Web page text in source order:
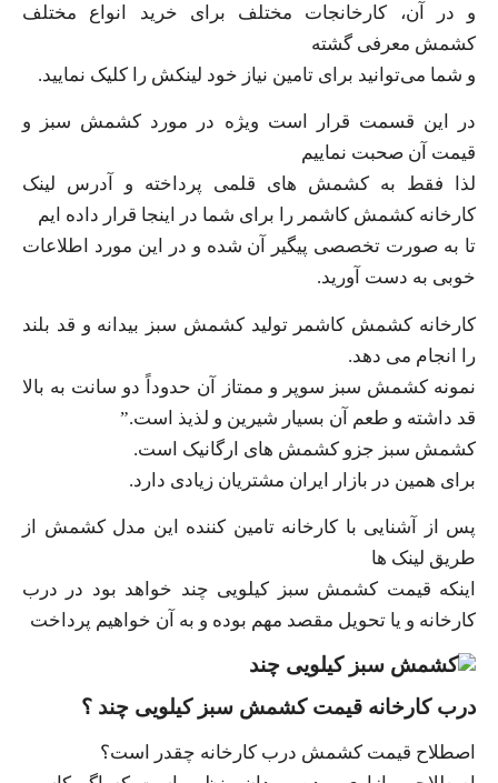
و در آن، کارخانجات مختلف برای خرید انواع مختلف
کشمش معرفی گشته
و شما می‌توانید برای تامین نیاز خود لینکش را کلیک نمایید.
در این قسمت قرار است ویژه در مورد کشمش سبز و
قیمت آن صحبت نماییم
لذا فقط به کشمش های قلمی پرداخته و آدرس لینک
کارخانه کشمش کاشمر را برای شما در اینجا قرار داده ایم
تا به صورت تخصصی پیگیر آن شده و در این مورد اطلاعات
خوبی به دست آورید.
کارخانه کشمش کاشمر تولید کشمش سبز بیدانه و قد بلند
را انجام می دهد.
نمونه کشمش سبز سوپر و ممتاز آن حدوداً دو سانت به بالا
قد داشته و طعم آن بسیار شیرین و لذیذ است.”
کشمش سبز جزو کشمش های ارگانیک است.
برای همین در بازار ایران مشتریان زیادی دارد.
پس از آشنایی با کارخانه تامین کننده این مدل کشمش از
طریق لینک ها
اینکه قیمت کشمش سبز کیلویی چند خواهد بود در درب
کارخانه و یا تحویل مقصد مهم بوده و به آن خواهیم پرداخت
درب کارخانه قیمت کشمش سبز کیلویی چند ؟
اصطلاح قیمت کشمش درب کارخانه چقدر است؟